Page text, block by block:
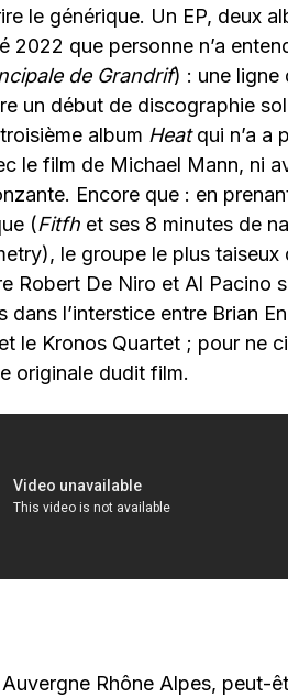
le générique. Un EP, deux
2022 que personne n’a
de Grandrif) : une ligne
un début de discographie
album Heatqui n’a a
le film de Michael Mann, ni
Encore que : en
(Fitfh et ses 8 minutes de
le groupe le plus
Robert De Niro et Al Pacino
l’interstice entre Brian
le Kronos Quartet ; pour ne
originale dudit film.
Rhône Alpes, peut-